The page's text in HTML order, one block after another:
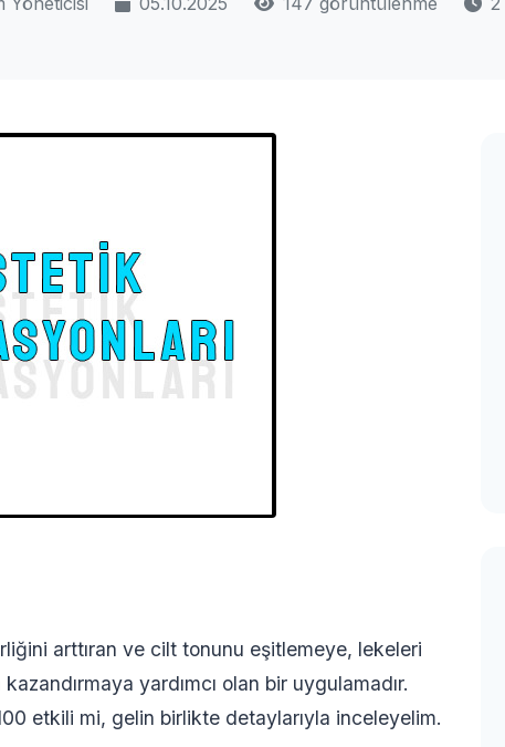
arttıran ve cilt tonunu eşitlemeye, lekeleri
yardımcı olan bir uygulamadır.
etkili mi, gelin birlikte detaylarıyla inceleyelim.